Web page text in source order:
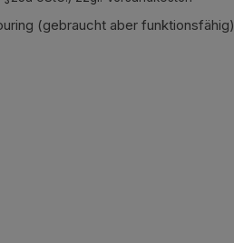
(gebraucht aber funktionsfähig)